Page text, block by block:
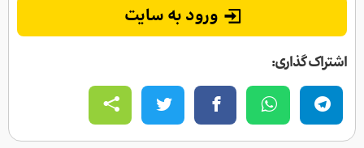
ورود به سایت
اشتراک گذاری: